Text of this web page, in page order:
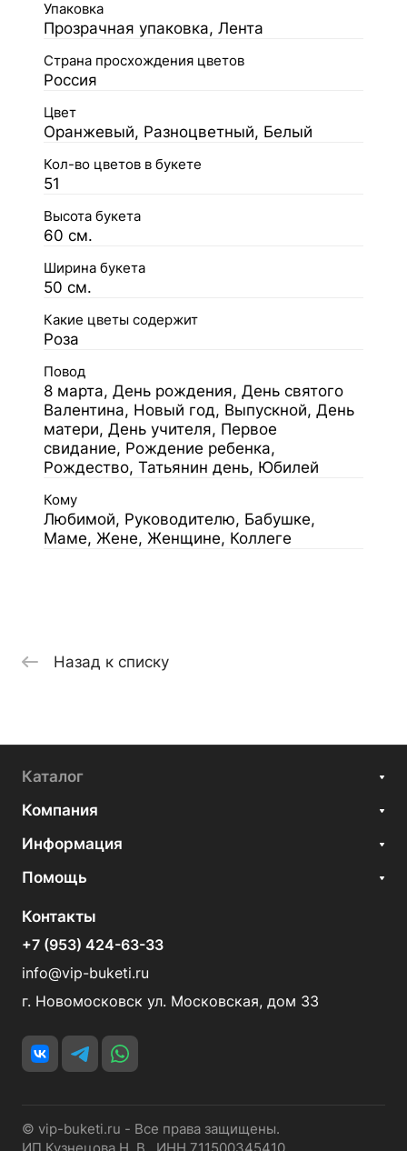
Упаковка
Прозрачная упаковка, Лента
Страна просхождения цветов
Россия
Цвет
Оранжевый, Разноцветный, Белый
Кол-во цветов в букете
51
Высота букета
60 см.
Ширина букета
50 см.
Какие цветы содержит
Роза
Повод
8 марта, День рождения, День святого
Валентина, Новый год, Выпускной, День
матери, День учителя, Первое
свидание, Рождение ребенка,
Рождество, Татьянин день, Юбилей
Кому
Любимой, Руководителю, Бабушке,
Маме, Жене, Женщине, Коллеге
Назад к списку
Каталог
Компания
Информация
Помощь
Контакты
+7 (953) 424-63-33
info@vip-buketi.ru
г. Новомосковск ул. Московская, дом 33
© vip-buketi.ru - Все права защищены.